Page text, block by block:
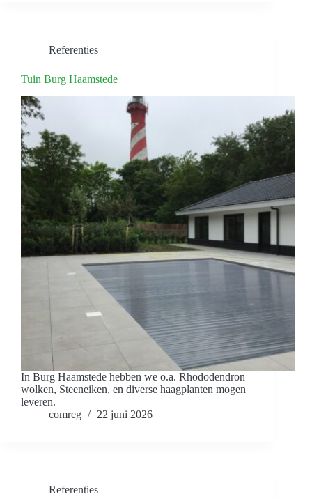
Referenties
Tuin Burg Haamstede
In Burg Haamstede hebben we o.a. Rhododendron
wolken, Steeneiken, en diverse haagplanten mogen
leveren.
comreg
22 juni 2026
Referenties